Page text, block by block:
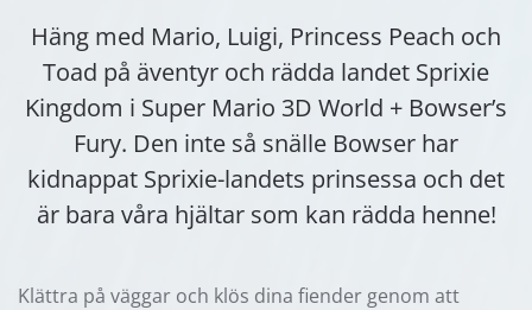
Häng med Mario, Luigi, Princess Peach och
Toad på äventyr och rädda landet Sprixie
Kingdom i Super Mario 3D World + Bowser’s
Fury. Den inte så snälle Bowser har
kidnappat Sprixie-landets prinsessa och det
är bara våra hjältar som kan rädda henne!
Klättra på väggar och klös dina fiender genom att